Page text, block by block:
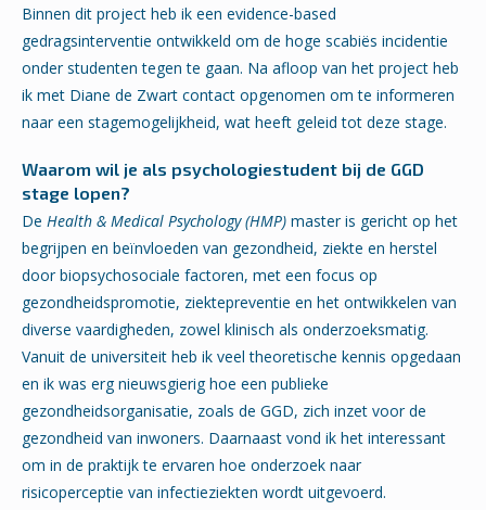
Binnen dit project heb ik een evidence-based
gedragsinterventie ontwikkeld om de hoge scabiës incidentie
onder studenten tegen te gaan. Na afloop van het project heb
ik met Diane de Zwart contact opgenomen om te informeren
naar een stagemogelijkheid, wat heeft geleid tot deze stage.
Waarom wil je als psychologiestudent bij de GGD
stage lopen?
De Health & Medical Psychology (HMP) master is gericht op het
begrijpen en beïnvloeden van gezondheid, ziekte en herstel
door biopsychosociale factoren, met een focus op
gezondheidspromotie, ziektepreventie en het ontwikkelen van
diverse vaardigheden, zowel klinisch als onderzoeksmatig.
Vanuit de universiteit heb ik veel theoretische kennis opgedaan
en ik was erg nieuwsgierig hoe een publieke
gezondheidsorganisatie, zoals de GGD, zich inzet voor de
gezondheid van inwoners. Daarnaast vond ik het interessant
om in de praktijk te ervaren hoe onderzoek naar
risicoperceptie van infectieziekten wordt uitgevoerd.